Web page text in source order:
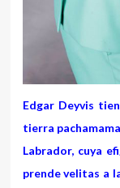
Edgar Deyvis
tierra
Labrador, cuya
prende velitas a